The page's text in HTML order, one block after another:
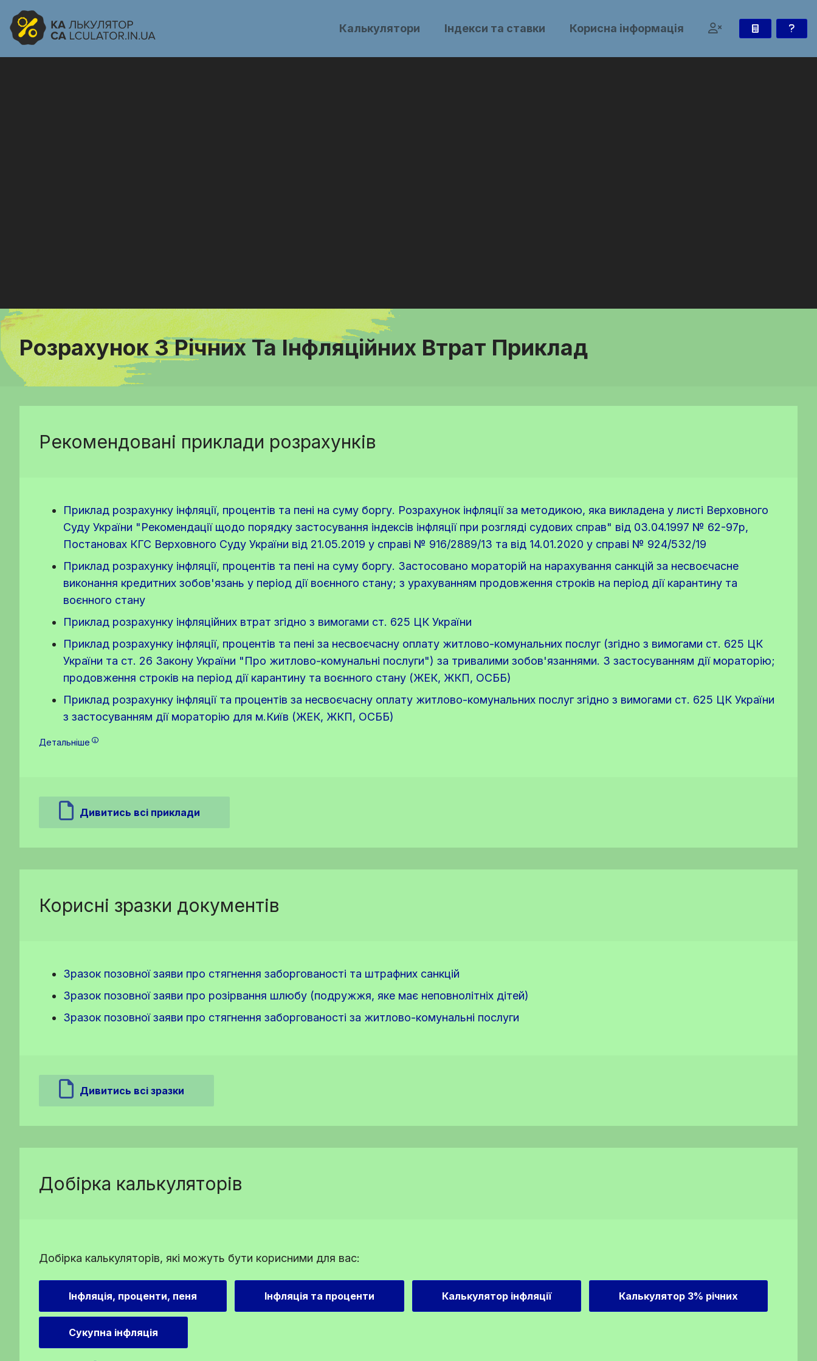
Калькулятори Індекси та ставки Корисна інформація
Розрахунок 3 Річних Та Інфляційних Втрат Приклад
Рекомендовані приклади розрахунків
Приклад розрахунку інфляції, процентів та пені на суму боргу. Розрахунок інфляції за методикою, яка викладена у листі Верховного
Суду України "Рекомендації щодо порядку застосування індексів інфляції при розгляді судових справ" від 03.04.1997 № 62-97р,
Постановах КГС Верховного Суду України від 21.05.2019 у справі № 916/2889/13 та від 14.01.2020 у справі № 924/532/19
Приклад розрахунку інфляції, процентів та пені на суму боргу. Застосовано мораторій на нарахування санкцій за несвоєчасне
виконання кредитних зобов'язань у період дії воєнного стану; з урахуванням продовження строків на період дії карантину та
воєнного стану
Приклад розрахунку інфляційних втрат згідно з вимогами ст. 625 ЦК України
Приклад розрахунку інфляції, процентів та пені за несвоєчасну оплату житлово-комунальних послуг (згідно з вимогами ст. 625 ЦК
України та ст. 26 Закону України "Про житлово-комунальні послуги") за тривалими зобов'язаннями. З застосуванням дії мораторію;
продовження строків на період дії карантину та воєнного стану (ЖЕК, ЖКП, ОСББ)
Приклад розрахунку інфляції та процентів за несвоєчасну оплату житлово-комунальних послуг згідно з вимогами ст. 625 ЦК України
з застосуванням дії мораторію для м.Київ (ЖЕК, ЖКП, ОСББ)
Детальніше
Дивитись всі приклади
Корисні зразки документів
Зразок позовної заяви про стягнення заборгованості та штрафних санкцій
Зразок позовної заяви про розірвання шлюбу (подружжя, яке має неповнолітніх дітей)
Зразок позовної заяви про стягнення заборгованості за житлово-комунальні послуги
Дивитись всі зразки
Добірка калькуляторів
Добірка калькуляторів, які можуть бути корисними для вас:
Інфляція, проценти, пеня Інфляція та проценти Калькулятор інфляції Калькулятор 3% річних
Сукупна інфляція